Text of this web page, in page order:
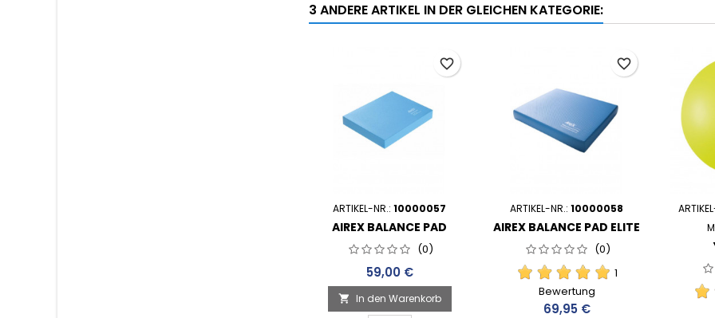
3 ANDERE ARTIKEL IN DER GLEICHEN KATEGORIE:
ARTIKEL-NR.: 10000057
AIREX BALANCE PAD
(0)
Preis
59,00 €
 In den Warenkorb
favorite_border
ARTIKEL-NR.: 10000058
AIREX BALANCE PAD ELITE
(0)
1
Bewertung
Preis
69,95 €
favorite_border